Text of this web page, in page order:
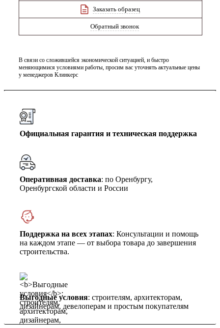
Заказать образец
Обратный звонок
В связи со сложившейся экономической ситуацией, и быстро
меняющимися условиями работы, просим вас уточнять актуальные цены
у менеджеров Клинкерс
Официальная гарантия и техническая поддержка
Оперативная доставка: по Оренбургу,
Оренбургской области и России
Поддержка на всех этапах: Консультации и помощь
на каждом этапе — от выбора товара до завершения
строительства.
Выгодные условия: строителям, архитекторам,
дизайнерам, девелоперам и простым покупателям